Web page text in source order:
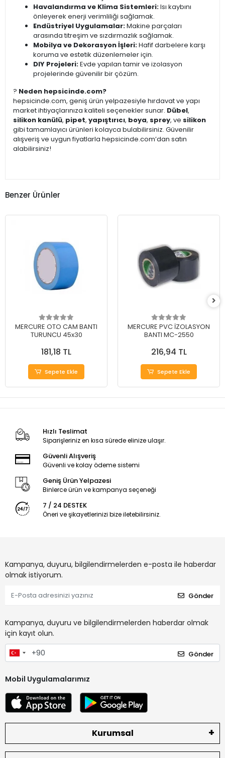
Havalandırma ve Klima Sistemleri:Isı kaybını
önleyerek enerji verimliliği sağlamak.
Endüstriyel Uygulamalar:Makine parçaları
arasında titreşim ve sızdırmazlık sağlamak.
Mobilya ve Dekorasyon İşleri:Hafif darbelere karşı
koruma ve estetik düzenlemeler için.
DIY Projeleri:Evde yapılan tamir ve izolasyon
projelerinde güvenilir bir çözüm.
? Neden hepsicinde.com?
hepsicinde.com, geniş ürün yelpazesiyle hırdavat ve yapı
market ihtiyaçlarınıza kaliteli seçenekler sunar. Dübel,
silikon kanülü, pipet, yapıştırıcı, boya, sprey, ve silikon
gibi tamamlayıcı ürünleri kolayca bulabilirsiniz. Güvenilir
alışveriş ve uygun fiyatlarla hepsicinde.com’dan satın
alabilirsiniz!
Benzer Ürünler
MERCURE OTO CAM BANTI
TURUNCU 45x30
181,18 TL
Sepete Ekle
MERCURE PVC İZOLASYON
BANTI MC-2550
216,94 TL
Sepete Ekle
Hızlı Teslimat
Siparişleriniz en kısa sürede elinize ulaşır.
Güvenli Alışveriş
Güvenli ve kolay ödeme sistemi
Geniş Ürün Yelpazesi
Binlerce ürün ve kampanya seçeneği
7 / 24 DESTEK
Öneri ve şikayetlerinizi bize iletebilirsiniz.
Kampanya, duyuru, bilgilendirmelerden e-posta ile haberdar
olmak istiyorum.
Gönder
Kampanya, duyuru ve bilgilendirmelerden haberdar olmak
için kayıt olun.
Gönder
Mobil Uygulamalarımız
Kurumsal